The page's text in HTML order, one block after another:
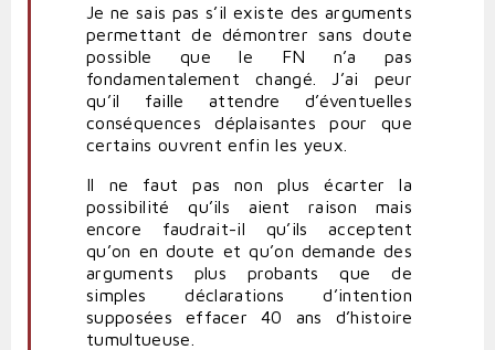
Je ne sais pas s’il existe des arguments
permettant de démontrer sans doute
possible que le FN n’a pas
fondamentalement changé. J’ai peur
qu’il faille attendre d’éventuelles
conséquences déplaisantes pour que
certains ouvrent enfin les yeux.
Il ne faut pas non plus écarter la
possibilité qu’ils aient raison mais
encore faudrait-il qu’ils acceptent
qu’on en doute et qu’on demande des
arguments plus probants que de
simples déclarations d’intention
supposées effacer 40 ans d’histoire
tumultueuse.